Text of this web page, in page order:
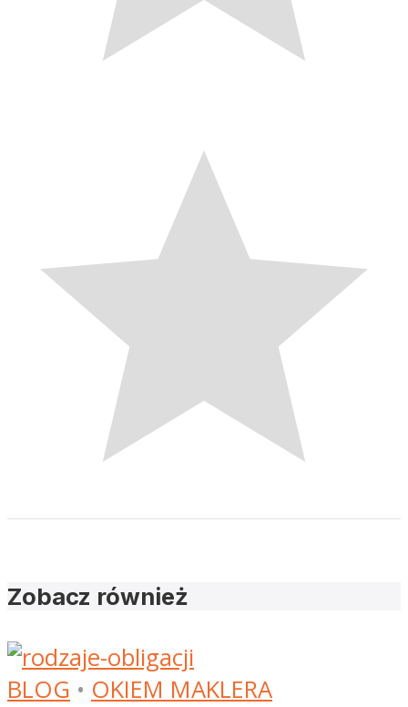
Zobacz również
BLOG • OKIEM MAKLERA